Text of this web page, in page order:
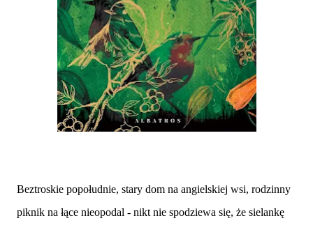
Beztroskie popołudnie, stary dom na angielskiej wsi, rodzinny
piknik na łące nieopodal - nikt nie spodziewa się, że sielankę